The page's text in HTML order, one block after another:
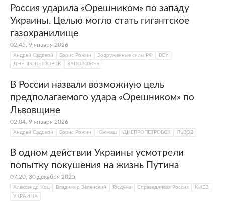
Россия ударила «Орешником» по западу
Украины. Целью могло стать гигантское
газохранилище
02:45, 9 января 2026
Андрей Садовой Борис Рожин Вооруженные силы РФ
ВСУ
ДНЕПРОПЕТРОВСК
ЗАПОРОЖЬЕ
В России назвали возможную цель
предполагаемого удара «Орешником» по
Львовщине
02:04, 9 января 2026
Андрей Садовой Борис Рожин Южмаш ДНЕПРОПЕТРОВСК ЛЬВОВ
В одном действии Украины усмотрели
попытку покушения на жизнь Путина
07:20, 30 декабря 2025
Александр Коц Владимир Зеленский Госдума Справедливая Россия
КИЕВ
УКРАИНА